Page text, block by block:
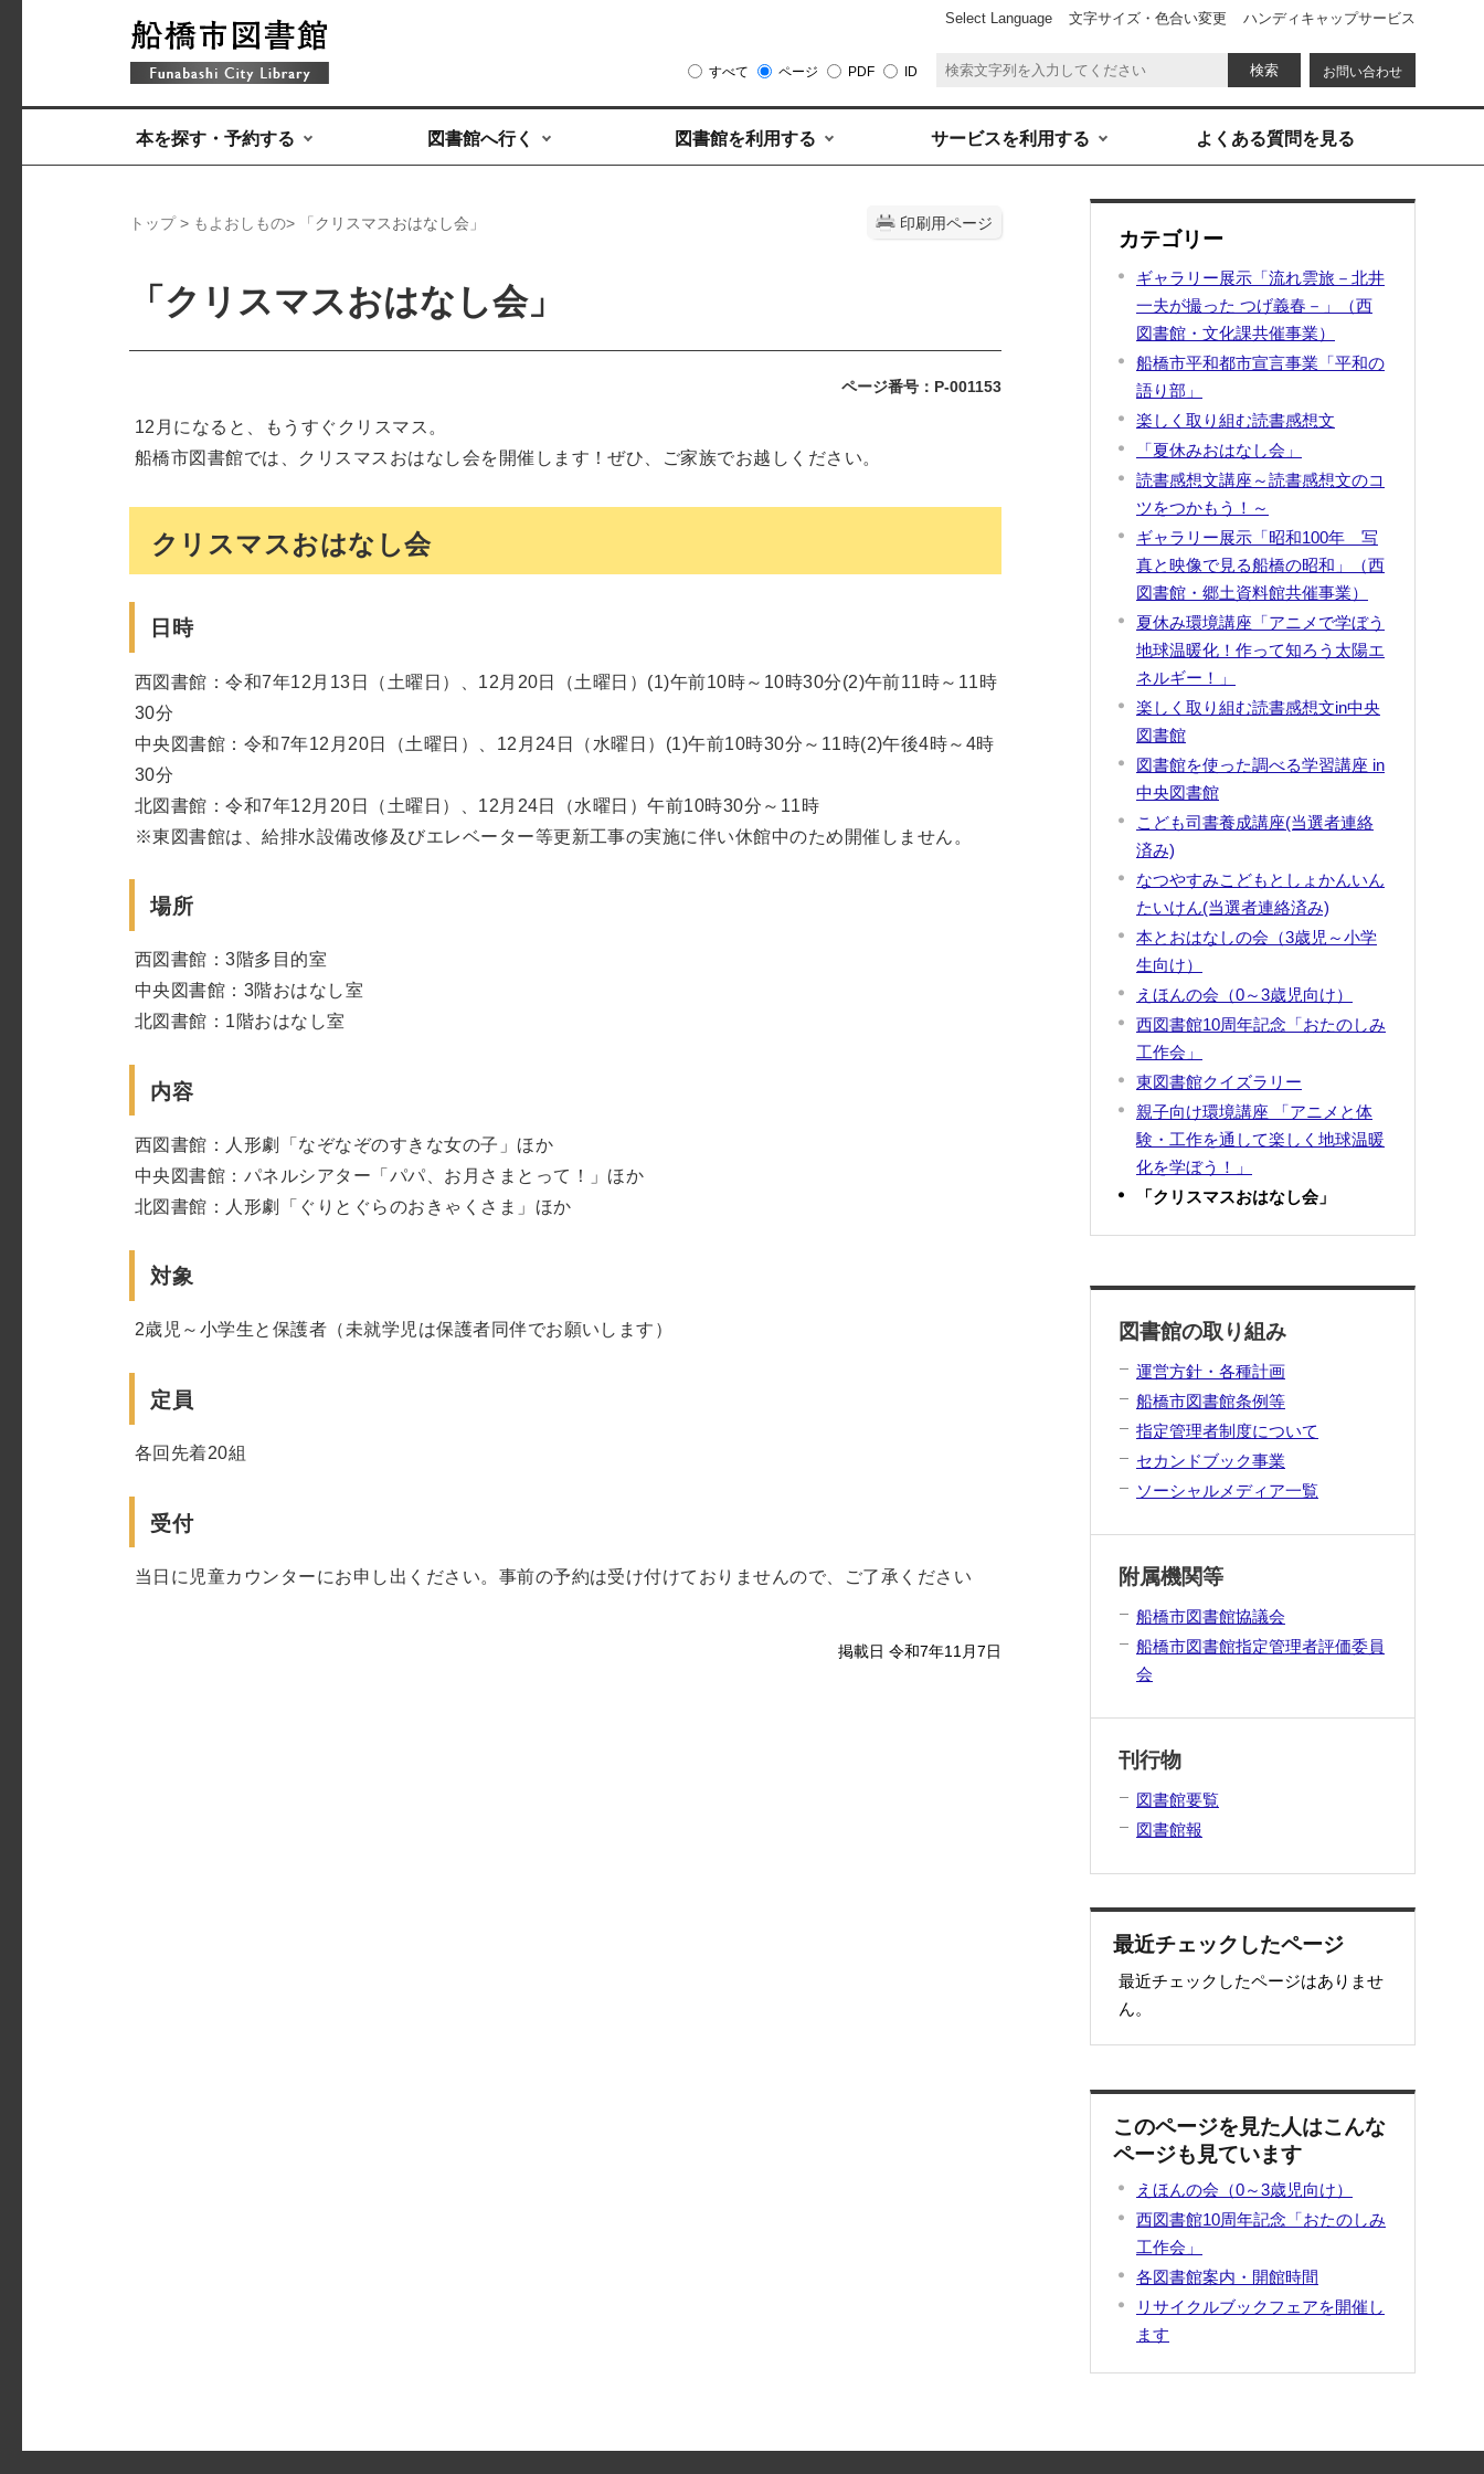
お問い合わせ
すべて ページ PDF ID
Select Language 文字サイズ・色合い変更 ハンディキャップサービス
本を探す・予約する 図書館へ行く 図書館を利用する サービスを利用する よくある質問を見る
印刷用ページ
トップ > もよおしもの> 「クリスマスおはなし会」
「クリスマスおはなし会」
ページ番号：P-001153
12月になると、もうすぐクリスマス。
船橋市図書館では、クリスマスおはなし会を開催します！ぜひ、ご家族でお越しください。
クリスマスおはなし会
日時
西図書館：令和7年12月13日（土曜日）、12月20日（土曜日）(1)午前10時～10時30分(2)午前11時～11時
30分
中央図書館：令和7年12月20日（土曜日）、12月24日（水曜日）(1)午前10時30分～11時(2)午後4時～4時
30分
北図書館：令和7年12月20日（土曜日）、12月24日（水曜日）午前10時30分～11時
※東図書館は、給排水設備改修及びエレベーター等更新工事の実施に伴い休館中のため開催しません。
場所
西図書館：3階多目的室
中央図書館：3階おはなし室
北図書館：1階おはなし室
内容
西図書館：人形劇「なぞなぞのすきな女の子」ほか
中央図書館：パネルシアター「パパ、お月さまとって！」ほか
北図書館：人形劇「ぐりとぐらのおきゃくさま」ほか
対象
2歳児～小学生と保護者（未就学児は保護者同伴でお願いします）
定員
各回先着20組
受付
当日に児童カウンターにお申し出ください。事前の予約は受け付けておりませんので、ご了承ください
掲載日 令和7年11月7日
カテゴリー
ギャラリー展示「流れ雲旅－北井
一夫が撮った つげ義春－」（西
図書館・文化課共催事業）
船橋市平和都市宣言事業「平和の
語り部」
楽しく取り組む読書感想文
「夏休みおはなし会」
読書感想文講座～読書感想文のコ
ツをつかもう！～
ギャラリー展示「昭和100年 写
真と映像で見る船橋の昭和」（西
図書館・郷土資料館共催事業）
夏休み環境講座「アニメで学ぼう
地球温暖化！作って知ろう太陽エ
ネルギー！」
楽しく取り組む読書感想文in中央
図書館
図書館を使った調べる学習講座 in
中央図書館
こども司書養成講座(当選者連絡
済み)
なつやすみこどもとしょかんいん
たいけん(当選者連絡済み)
本とおはなしの会（3歳児～小学
生向け）
えほんの会（0～3歳児向け）
西図書館10周年記念「おたのしみ
工作会」
東図書館クイズラリー
親子向け環境講座 「アニメと体
験・工作を通して楽しく地球温暖
化を学ぼう！」
「クリスマスおはなし会」
図書館の取り組み
運営方針・各種計画
船橋市図書館条例等
指定管理者制度について
セカンドブック事業
ソーシャルメディア一覧
附属機関等
船橋市図書館協議会
船橋市図書館指定管理者評価委員
会
刊行物
図書館要覧
図書館報
最近チェックしたページ
最近チェックしたページはありませ
ん。
このページを見た人はこんな
ページも見ています
えほんの会（0～3歳児向け）
西図書館10周年記念「おたのしみ
工作会」
各図書館案内・開館時間
リサイクルブックフェアを開催し
ます